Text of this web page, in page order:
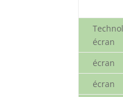
écran
écran
écran